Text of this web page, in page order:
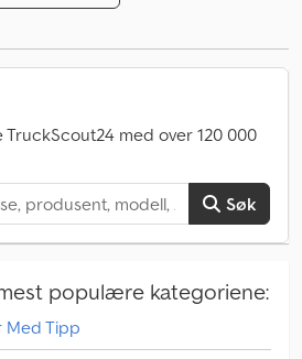
med over 120 000
Søk
populære kategoriene:
Med Tipp